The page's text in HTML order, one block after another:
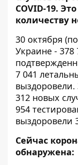
COVID-19.
количеству
30 октября
Украине - 378
7 041
выздоровели.
312 новых
954
выздоровели
Сейчас
обнаружена: